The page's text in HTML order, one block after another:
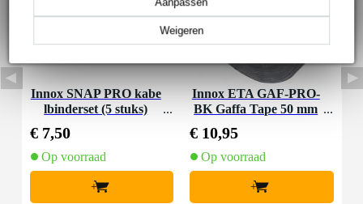
Weigeren
Innox SNAP PRO kabe
lbinderset (5 stuks)
€ 7,50
Op voorraad
+
Innox ETA GAF-PRO-
BK Gaffa Tape 50 mm
€ 10,95
Op voorraad
+